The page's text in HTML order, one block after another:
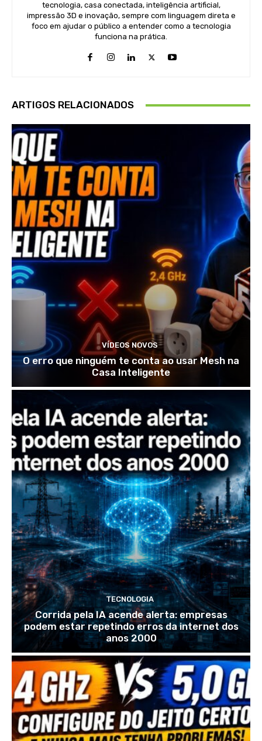
tecnologia, casa conectada, inteligência artificial,
impressão 3D e inovação, sempre com linguagem direta e
foco em ajudar o público a entender como a tecnologia
funciona na prática.
ARTIGOS RELACIONADOS
VÍDEOS NOVOS
O erro que ninguém te conta ao usar Mesh na
Casa Inteligente
TECNOLOGIA
Corrida pela IA acende alerta: empresas
podem estar repetindo erros da internet dos
anos 2000